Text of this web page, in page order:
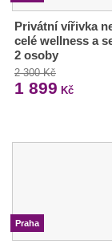
Privátní vířivka
celé wellness a
2 osoby
2 300 Kč
1 899 Kč
Praha